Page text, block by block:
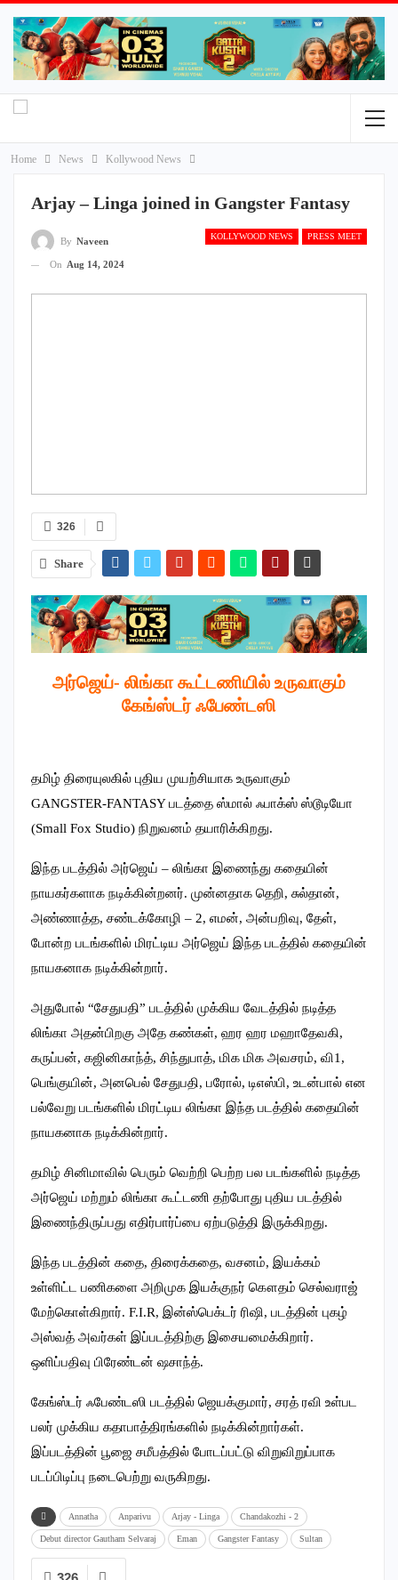
Home News Kollywood News
Arjay – Linga joined in Gangster Fantasy
KOLLYWOOD NEWS PRESS MEET
By Naveen
On Aug 14, 2024
326
Share
அர்ஜெய்- லிங்கா கூட்டணியில் உருவாகும்
கேங்ஸ்டர் ஃபேண்டஸி
தமிழ் திரையுலகில் புதிய முயற்சியாக உருவாகும்
GANGSTER-FANTASY படத்தை ஸ்மால் ஃபாக்ஸ் ஸ்டூடியோ
(Small Fox Studio) நிறுவனம் தயாரிக்கிறது.
இந்த படத்தில் அர்ஜெய் – லிங்கா இணைந்து கதையின்
நாயகர்களாக நடிக்கின்றனர். முன்னதாக தெறி, சுல்தான்,
அண்ணாத்த, சண்டக்கோழி – 2, எமன், அன்பறிவு, தேள்,
போன்ற படங்களில் மிரட்டிய அர்ஜெய் இந்த படத்தில் கதையின்
நாயகனாக நடிக்கின்றார்.
அதுபோல் “சேதுபதி” படத்தில் முக்கிய வேடத்தில் நடித்த
லிங்கா அதன்பிறகு அதே கண்கள், ஹர ஹர மஹாதேவகி,
கருப்பன், கஜினிகாந்த், சிந்துபாத், மிக மிக அவசரம், வி1,
பெங்குயின், அனபெல் சேதுபதி, பரோல், டிஎஸ்பி, உடன்பால் என
பல்வேறு படங்களில் மிரட்டிய லிங்கா இந்த படத்தில் கதையின்
நாயகனாக நடிக்கின்றார்.
தமிழ் சினிமாவில் பெரும் வெற்றி பெற்ற பல படங்களில் நடித்த
அர்ஜெய் மற்றும் லிங்கா கூட்டணி தற்போது புதிய படத்தில்
இணைந்திருப்பது எதிர்பார்ப்பை ஏற்படுத்தி இருக்கிறது.
இந்த படத்தின் கதை, திரைக்கதை, வசனம், இயக்கம்
உள்ளிட்ட பணிகளை அறிமுக இயக்குநர் கௌதம் செல்வராஜ்
மேற்கொள்கிறார். F.I.R, இன்ஸ்பெக்டர் ரிஷி, படத்தின் புகழ்
அஸ்வத் அவர்கள் இப்படத்திற்கு இசையமைக்கிறார்.
ஒளிப்பதிவு பிரேண்டன் ஷசாந்த்.
கேங்ஸ்டர் ஃபேண்டஸி படத்தில் ஜெயக்குமார், சரத் ரவி உள்பட
பலர் முக்கிய கதாபாத்திரங்களில் நடிக்கின்றார்கள்.
இப்படத்தின் பூஜை சமீபத்தில் போடப்பட்டு விறுவிறுப்பாக
படப்பிடிப்பு நடைபெற்று வருகிறது.
Annatha Anparivu Arjay - Linga Chandakozhi - 2
Debut director Gautham Selvaraj Eman Gangster Fantasy Sultan